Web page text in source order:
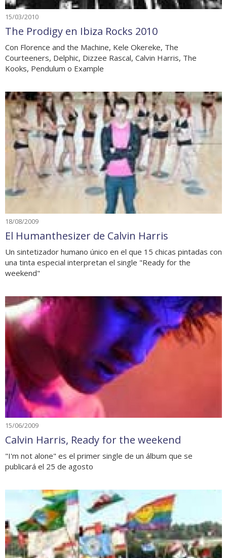
15/03/2010
The Prodigy en Ibiza Rocks 2010
Con Florence and the Machine, Kele Okereke, The
Courteeners, Delphic, Dizzee Rascal, Calvin Harris, The
Kooks, Pendulum o Example
18/08/2009
El Humanthesizer de Calvin Harris
Un sintetizador humano único en el que 15 chicas pintadas con
una tinta especial interpretan el single "Ready for the
weekend"
15/06/2009
Calvin Harris, Ready for the weekend
"I'm not alone" es el primer single de un álbum que se
publicará el 25 de agosto